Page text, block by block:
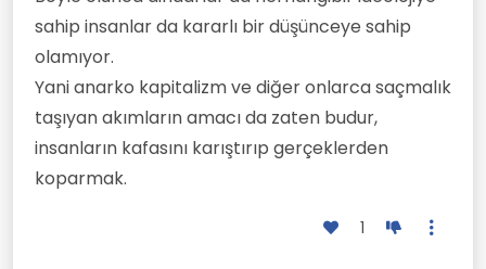
sahip insanlar da kararlı bir düşünceye sahip
olamıyor.
Yani anarko kapitalizm ve diğer onlarca saçmalık
taşıyan akımların amacı da zaten budur,
insanların kafasını karıştırıp gerçeklerden
koparmak.
1